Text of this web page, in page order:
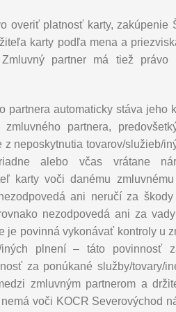
overiť platnosť karty, zakúpenie
karty podľa mena a
Zmluvný partner má tiež
automaticky stáva jeho
partnera,
neposkytnutia tovarov/služieb/
alebo včas vrátane
karty voči danému
ani neručí za
nezodpovedá ani za
povinná vykonávať kontroly u
iných plnení – táto povinnosť
za ponúkané služby/tovary/
zmluvným partnerom a
voči KOCR Severovýchod